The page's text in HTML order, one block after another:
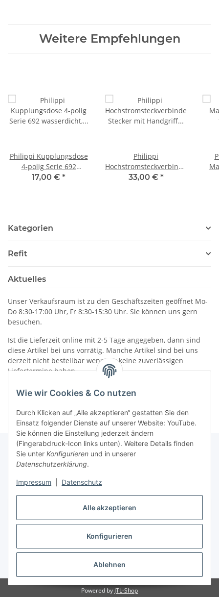
Alle akzeptieren
Konfigurieren
Ablehnen
Wie wir Cookies & Co nutzen
Durch Klicken auf „Alle akzeptieren“ gestatten Sie den
Einsatz folgender Dienste auf unserer Website: YouTube.
Sie können die Einstellung jederzeit ändern
(Fingerabdruck-Icon links unten). Weitere Details finden
Sie unter Konfigurieren und in unserer
Datenschutzerklärung.
Impressum Datenschutz
Weitere Empfehlungen
Philippi Kupplungsdose
4-polig Serie 692
wasserdicht, 402104405
17,00 € *
Philippi
Hochstromsteckverbinder
Stecker mit Handgriff
33,00 € *
Kategorien
Refit
Aktuelles
Unser Verkaufsraum ist zu den Geschäftszeiten geöffnet Mo-
Do 8:30-17:00 Uhr, Fr 8:30-15:30 Uhr. Sie können uns gern
besuchen.
Ist die Lieferzeit online mit 2-5 Tage angegeben, dann sind
diese Artikel bei uns vorrätig. Manche Artikel sind bei uns
derzeit nicht bestellbar wenn wir keine zuverlässigen
Liefertermine haben.
Informationen
Gesetzliche Informationen
Vertrag widerrufen
* Alle Preise inkl. gesetzlicher USt., zzgl.Versand
Powered by JTL-Shop